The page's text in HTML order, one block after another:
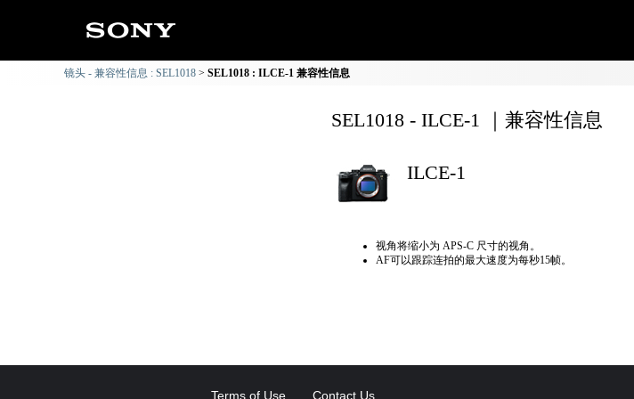
镜头 - 兼容性信息 : SEL1018 SEL1018 : ILCE-1 兼容性信息
SEL1018 - ILCE-1 ｜兼容性信息
ILCE-1
视角将缩小为 APS-C 尺寸的视角。
AF可以跟踪连拍的最大速度为每秒15帧。
Terms of Use Contact Us